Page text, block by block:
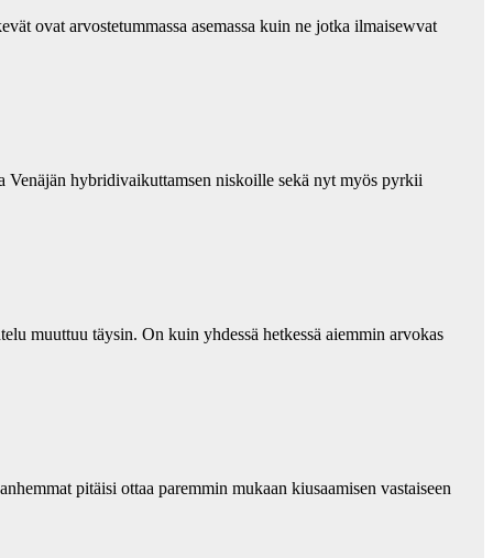
ovat arvostetummassa asemassa kuin ne jotka ilmaisewvat
Venäjän hybridivaikuttamsen niskoille sekä nyt myös pyrkii
muuttuu täysin. On kuin yhdessä hetkessä aiemmin arvokas
pitäisi ottaa paremmin mukaan kiusaamisen vastaiseen